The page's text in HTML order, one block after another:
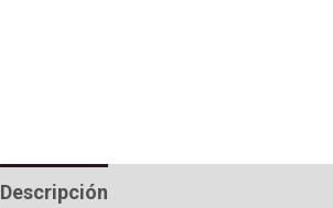
Descripción